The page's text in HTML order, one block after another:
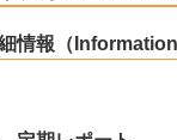
情報（